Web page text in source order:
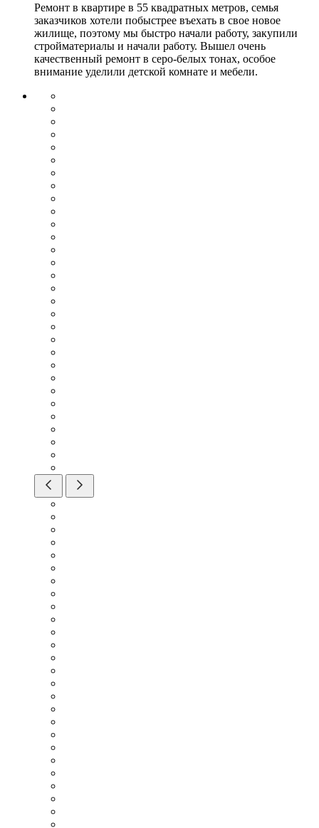
Ремонт в квартире в 55 квадратных метров, семья
заказчиков хотели побыстрее въехать в свое новое
жилище, поэтому мы быстро начали работу, закупили
стройматериалы и начали работу. Вышел очень
качественный ремонт в серо-белых тонах, особое
внимание уделили детской комнате и мебели.